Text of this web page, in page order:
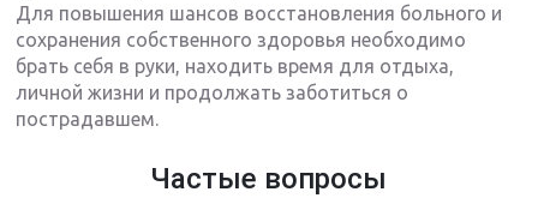
Для повышения шансов восстановления больного и
сохранения собственного здоровья необходимо
брать себя в руки, находить время для отдыха,
личной жизни и продолжать заботиться о
пострадавшем.
Частые вопросы